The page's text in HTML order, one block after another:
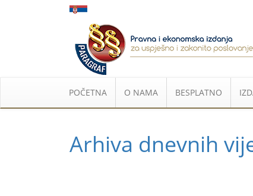
POČETNA O NAMA BESPLATNO
Arhiva dnevnih